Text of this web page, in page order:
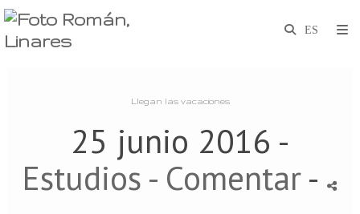
Llegan las vacaciones
25 junio 2016 -
Estudios - Comentar-